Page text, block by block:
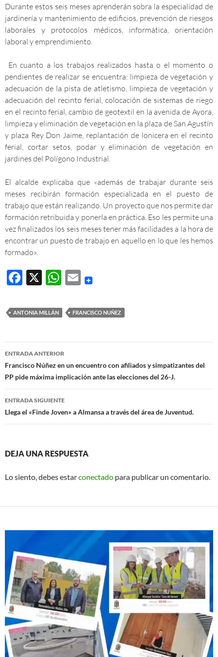
Durante estos seis meses aprenderán sobra la especialidad de
jardinería y mantenimiento de edificios, prevención de riesgos
laborales y protocolos médicos, informática, orientación
laboral y emprendimiento.
En cuanto a los trabajos realizados hasta o el momento o
pendientes de realizar se encuentra: limpieza de vegetación y
adecuación de la pista de atletismo, limpieza de vegetación y
adecuación del recinto ferial, colocación de sistemas de riego
en el recinto ferial, cambio de geotextil en la avenida de Ayora,
limpieza y eliminación de vegetación en la plaza de San Agustín
y plaza Rey Don Jaime, replantación de lonicera en el recinto
ferial, cortar setos, podar y eliminación de vegetación en
jardines del Polígono Industrial.
El alcalde explicaba que «además de trabajar durante seis
meses recibirán formación especializada en el puesto de
trabajo que están realizando. Un proyecto que nos permite dar
formación retribuida y ponerla en práctica. Eso les permite una
vez finalizados los seis meses tener más facilidades a la hora de
encontrar un puesto de trabajo en aquello en lo que les hemos
formado».
F
e
b
o
o
k
X
W
at
s
A
p
p
E
ail
ANTONIA MILLÁN FRANCISCO NUÑEZ
Navegación
de
entradas
ENTRADA ANTERIOR
Francisco Núñez en un encuentro con afiliados y simpatizantes del
PP pide máxima implicación ante las elecciones del 26-J.
ENTRADA SIGUIENTE
Llega el «Finde Joven» a Almansa a través del área de Juventud.
DEJA UNA RESPUESTA
Lo siento, debes estarconectado para publicar un comentario.